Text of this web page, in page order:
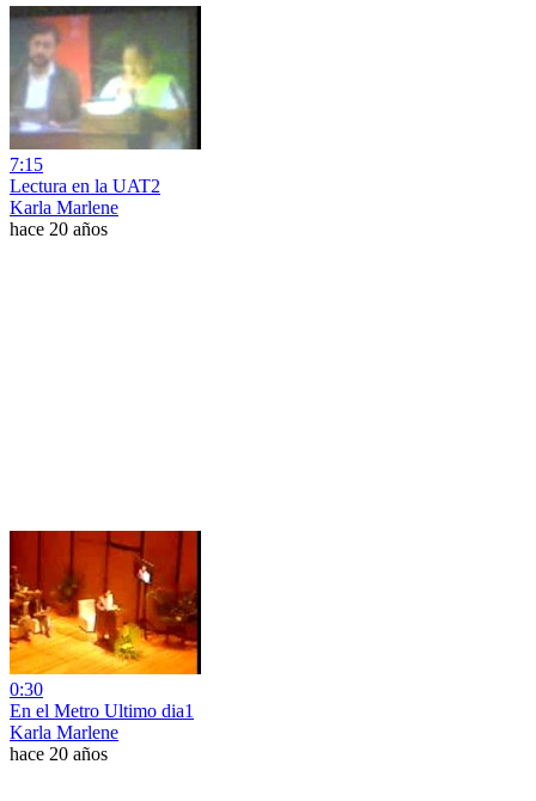
7:15
Lectura en la UAT2
Karla Marlene
hace 20 años
0:30
En el Metro Ultimo dia1
Karla Marlene
hace 20 años